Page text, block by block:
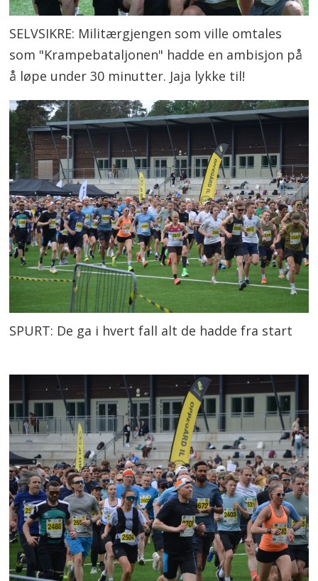
SELVSIKRE: Militærgjengen som ville omtales
som "Krampebataljonen" hadde en ambisjon på
å løpe under 30 minutter. Jaja lykke til!
SPURT: De ga i hvert fall alt de hadde fra start